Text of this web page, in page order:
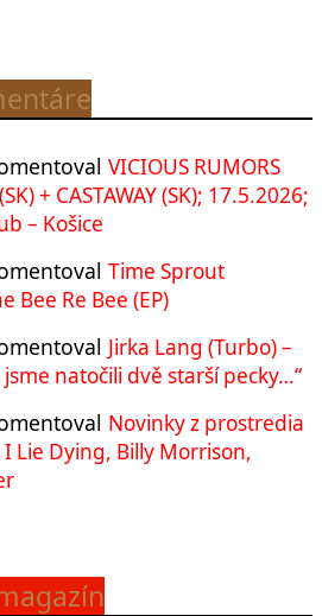
VICIOUS RUMORS
+ CASTAWAY (SK); 17.5.2026;
– Košice
Time Sprout
Bee Re Bee (EP)
Jirka Lang (Turbo) –
natočili dvě starší pecky…“
Novinky z prostredia
Lie Dying, Billy Morrison,